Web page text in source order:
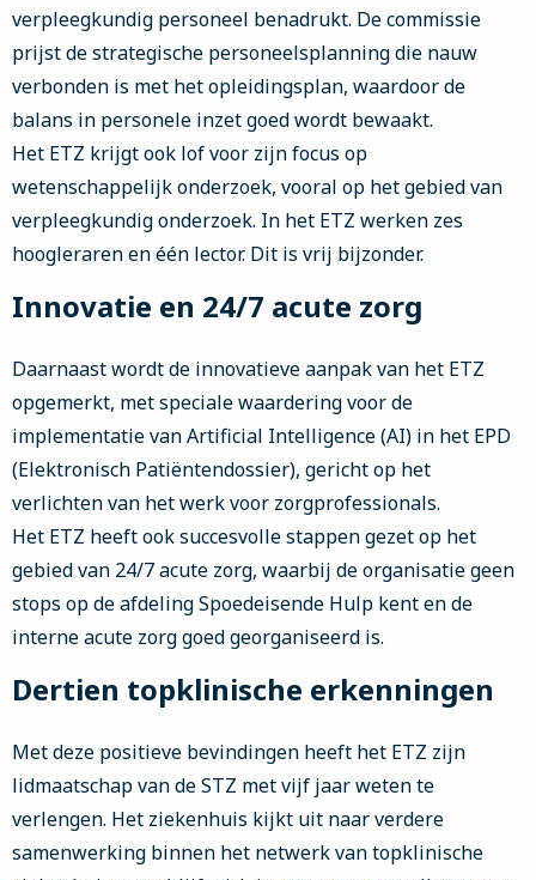
verpleegkundig personeel benadrukt. De commissie
prijst de strategische personeelsplanning die nauw
verbonden is met het opleidingsplan, waardoor de
balans in personele inzet goed wordt bewaakt.
Het ETZ krijgt ook lof voor zijn focus op
wetenschappelijk onderzoek, vooral op het gebied van
verpleegkundig onderzoek. In het ETZ werken zes
hoogleraren en één lector. Dit is vrij bijzonder.
Innovatie en 24/7 acute zorg
Daarnaast wordt de innovatieve aanpak van het ETZ
opgemerkt, met speciale waardering voor de
implementatie van Artificial Intelligence (AI) in het EPD
(Elektronisch Patiëntendossier), gericht op het
verlichten van het werk voor zorgprofessionals.
Het ETZ heeft ook succesvolle stappen gezet op het
gebied van 24/7 acute zorg, waarbij de organisatie geen
stops op de afdeling Spoedeisende Hulp kent en de
interne acute zorg goed georganiseerd is.
Dertien topklinische erkenningen
Met deze positieve bevindingen heeft het ETZ zijn
lidmaatschap van de STZ met vijf jaar weten te
verlengen. Het ziekenhuis kijkt uit naar verdere
samenwerking binnen het netwerk van topklinische